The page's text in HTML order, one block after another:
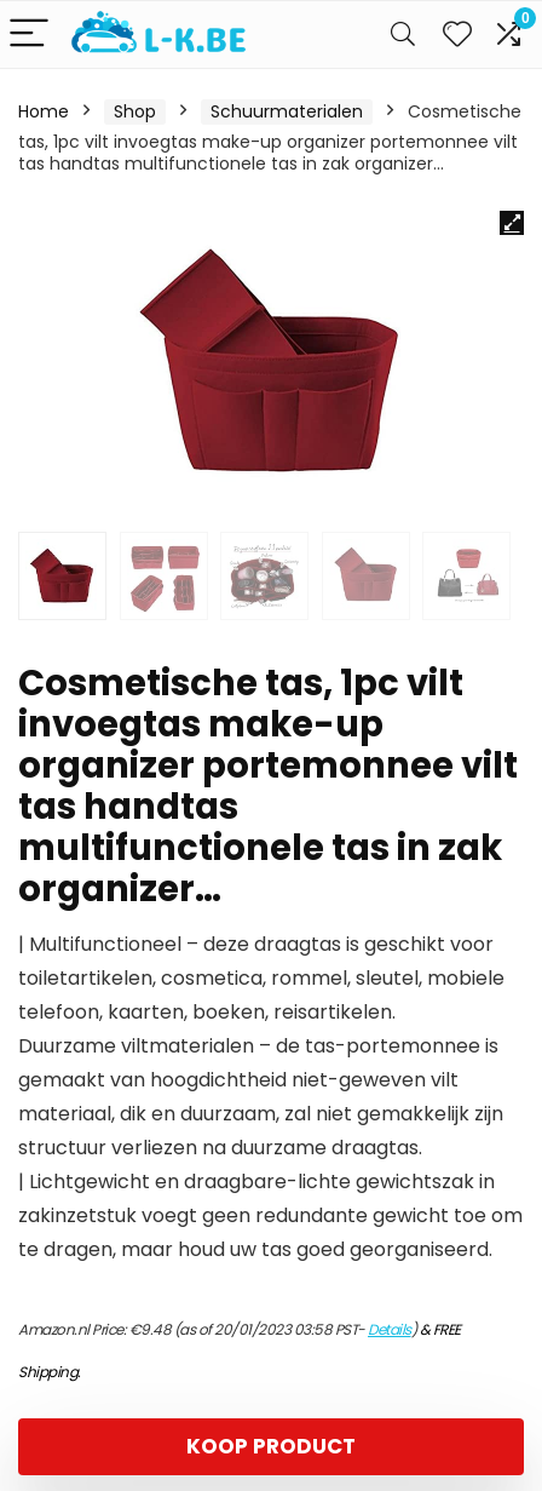
0
Home Shop Schuurmaterialen
Cosmetische
tas, 1pc vilt invoegtas make-up organizer portemonnee vilt
tas handtas multifunctionele tas in zak organizer…
Cosmetische tas, 1pc vilt
invoegtas make-up
organizer portemonnee vilt
tas handtas
multifunctionele tas in zak
organizer…
| Multifunctioneel – deze draagtas is geschikt voor
toiletartikelen, cosmetica, rommel, sleutel, mobiele
telefoon, kaarten, boeken, reisartikelen.
Duurzame viltmaterialen – de tas-portemonnee is
gemaakt van hoogdichtheid niet-geweven vilt
materiaal, dik en duurzaam, zal niet gemakkelijk zijn
structuur verliezen na duurzame draagtas.
| Lichtgewicht en draagbare-lichte gewichtszak in
zakinzetstuk voegt geen redundante gewicht toe om
te dragen, maar houd uw tas goed georganiseerd.
Amazon.nl Price:€9.48(as of 20/01/2023 03:58 PST-Details)&FREE
Shipping.
KOOP PRODUCT